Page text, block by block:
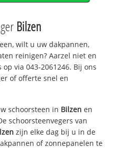
Bilzen
wilt u uw dakpannen,
reinigen? Aarzel niet en
via 043-2061246. Bij ons
of offerte snel en
schoorsteen in Bilzen en
schoorsteenvegers van
zijn elke dag bij u in de
of zonnepanelen te